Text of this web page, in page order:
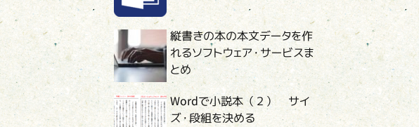
縦書きの本の本文データを作
れるソフトウェア・サービスま
とめ
Wordで小説本（２） サイ
ズ・段組を決める